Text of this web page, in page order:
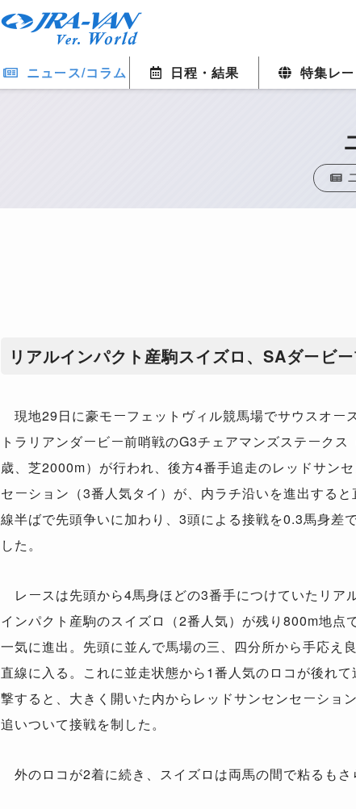
ニュース/コラム 日程・結果 特集レ
リアルインパクト産駒スイズロ、SAダービ
現地29日に豪モーフェットヴィル競馬場でサウスオー
トラリアンダービー前哨戦のG3チェアマンズステークス
歳、芝2000m）が行われ、後方4番手追走のレッドサン
セーション（3番人気タイ）が、内ラチ沿いを進出すると
線半ばで先頭争いに加わり、3頭による接戦を0.3馬身差
した。
レースは先頭から4馬身ほどの3番手につけていたリア
インパクト産駒のスイズロ（2番人気）が残り800m地点
一気に進出。先頭に並んで馬場の三、四分所から手応え良
直線に入る。これに並走状態から1番人気のロコが後れて
撃すると、大きく開いた内からレッドサンセンセーショ
追いついて接戦を制した。
外のロコが2着に続き、スイズロは両馬の間で粘るもさ